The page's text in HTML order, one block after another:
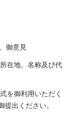
御意見
在地、名称及び代
を御利用いただく
出ください。